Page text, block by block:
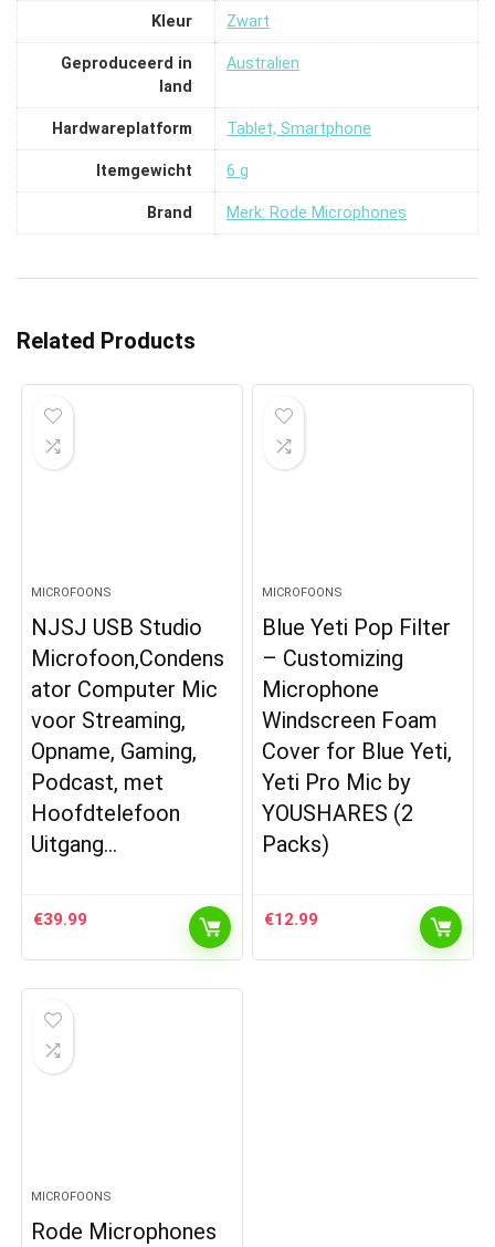
Kleur ‎Zwart
Geproduceerd in
land
‎Australien
Hardwareplatform ‎Tablet, Smartphone
Itemgewicht ‎6 g
Brand Merk: Rode Microphones
Related Products
MICROFOONS
NJSJ USB Studio
Microfoon,Condens
ator Computer Mic
voor Streaming,
Opname, Gaming,
Podcast, met
Hoofdtelefoon
Uitgang…
€39.99
MICROFOONS
Blue Yeti Pop Filter
– Customizing
Microphone
Windscreen Foam
Cover for Blue Yeti,
Yeti Pro Mic by
YOUSHARES (2
Packs)
€12.99
MICROFOONS
Rode Microphones